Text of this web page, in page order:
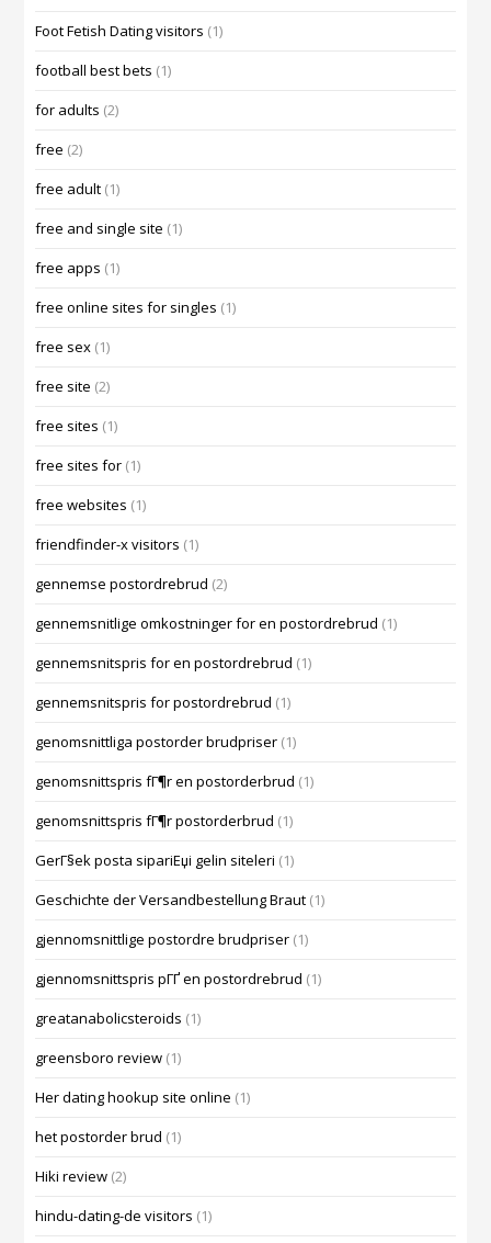
Foot Fetish Dating visitors (1)
football best bets (1)
for adults (2)
free (2)
free adult (1)
free and single site (1)
free apps (1)
free online sites for singles (1)
free sex (1)
free site (2)
free sites (1)
free sites for (1)
free websites (1)
friendfinder-x visitors (1)
gennemse postordrebrud (2)
gennemsnitlige omkostninger for en postordrebrud (1)
gennemsnitspris for en postordrebrud (1)
gennemsnitspris for postordrebrud (1)
genomsnittliga postorder brudpriser (1)
genomsnittspris fГ¶r en postorderbrud (1)
genomsnittspris fГ¶r postorderbrud (1)
GerГ§ek posta sipariЕџi gelin siteleri (1)
Geschichte der Versandbestellung Braut (1)
gjennomsnittlige postordre brudpriser (1)
gjennomsnittspris pГҐ en postordrebrud (1)
greatanabolicsteroids (1)
greensboro review (1)
Her dating hookup site online (1)
het postorder brud (1)
Hiki review (2)
hindu-dating-de visitors (1)